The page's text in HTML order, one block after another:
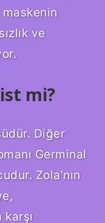
ve
mi?
Diğer
Germinal
Zola’nın